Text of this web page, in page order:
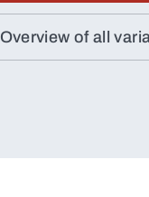
Overview of all